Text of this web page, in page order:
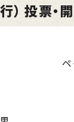
投票・